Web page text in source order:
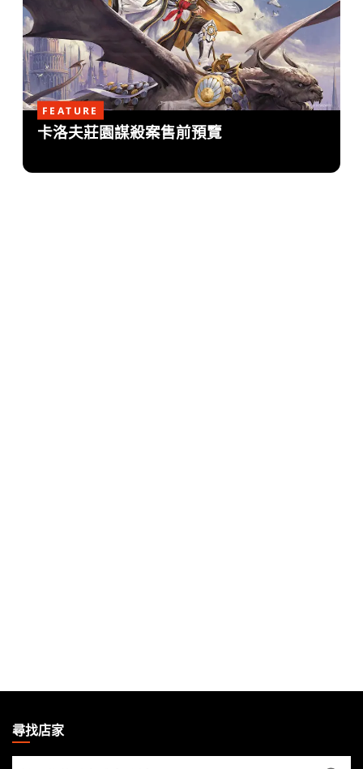
FEATURE
卡洛夫莊園謀殺案售前預覽
THE
GATHERING
尋找店家